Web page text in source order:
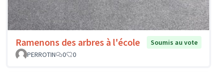
Ramenons des arbres à l'école
Soumis au vote
PERROTIN
0 0